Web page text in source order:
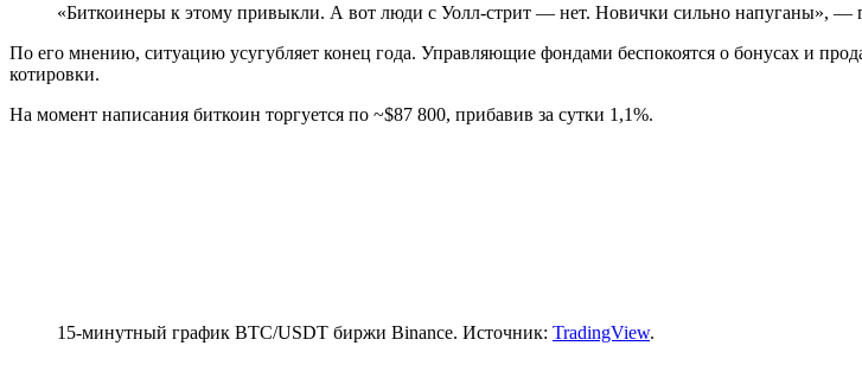
«Биткоинеры к этому привыкли. А вот люди с Уолл-стрит — нет. Новички сильно напуганы», —
По его мнению, ситуацию усугубляет конец года. Управляющие фондами беспокоятся о бонусах и
котировки.
На момент написания биткоин торгуется по ~$87 800, прибавив за сутки 1,1%.
15-минутный график BTC/USDT биржи Binance. Источник: TradingView.